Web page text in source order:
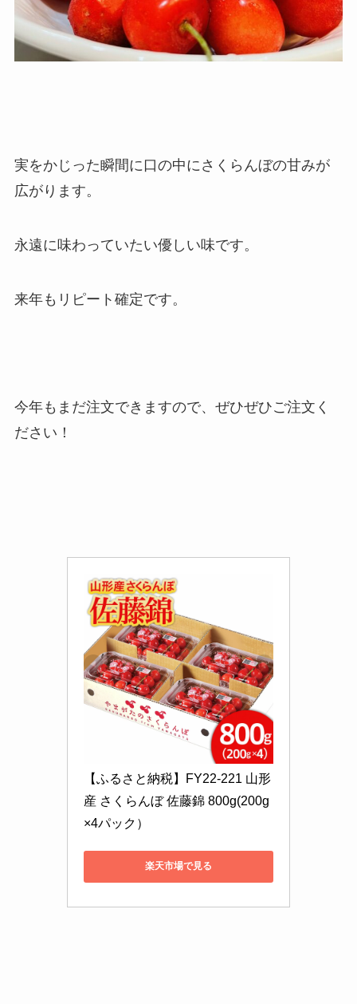
実をかじった瞬間に口の中にさくらんぼの甘みが
広がります。
永遠に味わっていたい優しい味です。
来年もリピート確定です。
今年もまだ注文できますので、ぜひぜひご注文く
ださい！
【ふるさと納税】FY22-221 山形
産 さくらんぼ 佐藤錦 800g(200g
×4パック）
楽天市場で見る